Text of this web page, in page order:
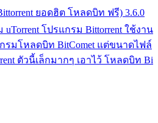
ยอดฮิต โหลดบิท ฟรี) 3.6.0
โปรแกรม Bittorrent ใช้งาน
รมโหลดบิท BitComet แต่ขนาดไฟล์
ตัวนี้เล็กมากๆ เอาไว้ โหลดบิท Bi